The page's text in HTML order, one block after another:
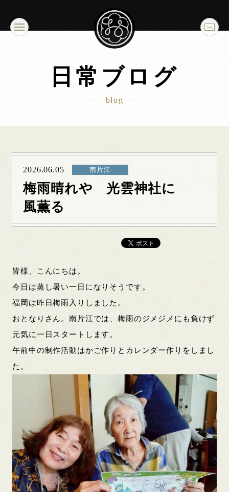
日常ブログ
blog
2026.06.05 南片江
梅雨晴れや 光雲神社に
風薫る
皆様、こんにちは。
今日は蒸し暑い一日になりそうです。
福岡は昨日梅雨入りしました。
おとなりさん。南片江では、梅雨のジメジメにも負けず
元気に一日スタートします。
午前中の制作活動はかご作りとカレンダー作りをしまし
た。